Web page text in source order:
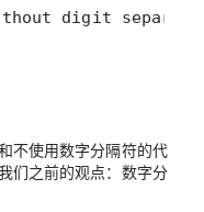
不使用数字分隔符的代
们之前的观点：数字分